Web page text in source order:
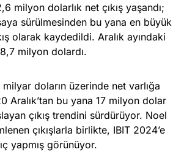
milyon dolarlık net çıkış yaşandı;
sürülmesinden bu yana en büyük
olarak kaydedildi. Aralık ayındaki
milyon dolardı.
doların üzerinde net varlığa
Aralık’tan bu yana 17 milyon dolar
çıkış trendini sürdürüyor. Noel
çıkışlarla birlikte, IBIT 2024’e
yapmış görünüyor.